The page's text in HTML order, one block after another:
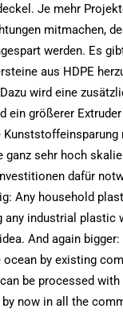
Je mehr
mitmachen,
werden. Es
aus HDPE
wird eine
ein größerer
Kunststoffeinsparung
ganz sehr hoch
dafür
Any household
any industrial plastic
And again
by existing
be processed with
now in all the